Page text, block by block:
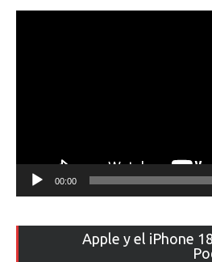
00:00
Apple y el iPhone